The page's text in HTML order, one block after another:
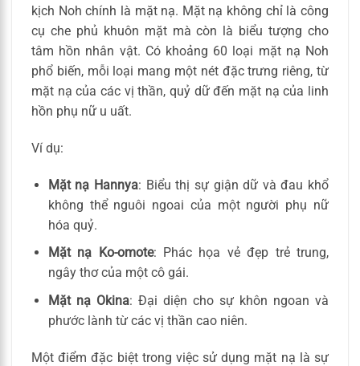
kịch Noh chính là mặt nạ. Mặt nạ không chỉ là công
cụ che phủ khuôn mặt mà còn là biểu tượng cho
tâm hồn nhân vật. Có khoảng 60 loại mặt nạ Noh
phổ biến, mỗi loại mang một nét đặc trưng riêng, từ
mặt nạ của các vị thần, quỷ dữ đến mặt nạ của linh
hồn phụ nữ u uất.
Ví dụ:
Mặt nạ Hannya: Biểu thị sự giận dữ và đau khổ
không thể nguôi ngoai của một người phụ nữ
hóa quỷ.
Mặt nạ Ko-omote: Phác họa vẻ đẹp trẻ trung,
ngây thơ của một cô gái.
Mặt nạ Okina: Đại diện cho sự khôn ngoan và
phước lành từ các vị thần cao niên.
Một điểm đặc biệt trong việc sử dụng mặt nạ là sự